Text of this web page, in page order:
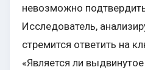
невозможно
Исследователь,
стремится ответить на
«Является ли